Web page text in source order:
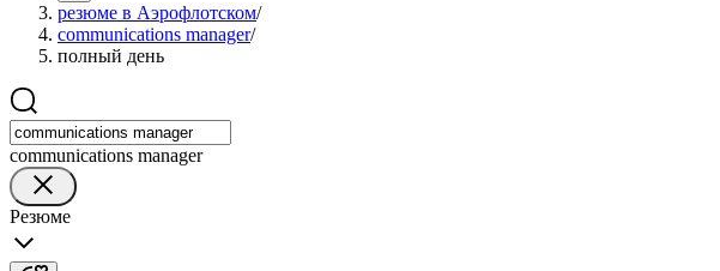
резюме в Аэрофлотском/
communications manager/
полный день
communications manager
Резюме